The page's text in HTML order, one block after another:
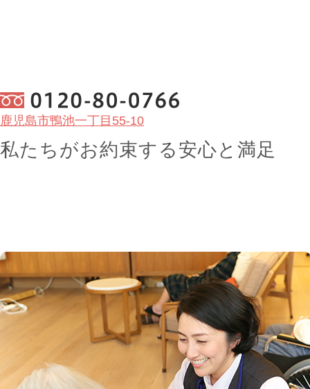
鹿児島市鴨池一丁目55-10
私たちがお約束する 安心と 満足